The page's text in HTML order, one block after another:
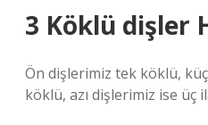
3 Köklü dişler
Ön dişlerimiz tek köklü,
köklü, azı dişlerimiz ise üç